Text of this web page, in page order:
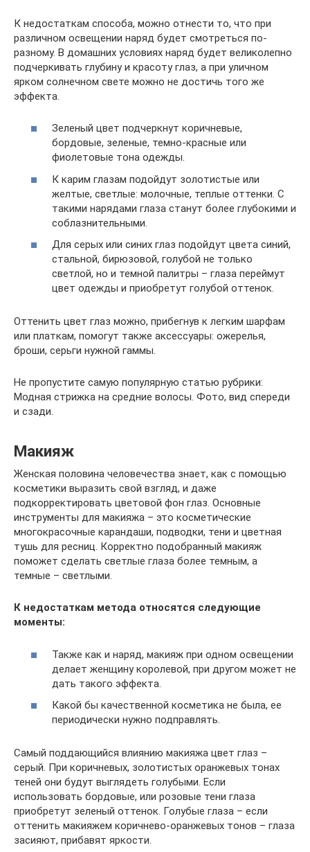
К недостаткам способа, можно отнести то, что при
различном освещении наряд будет смотреться по-
разному. В домашних условиях наряд будет великолепно
подчеркивать глубину и красоту глаз, а при уличном
ярком солнечном свете можно не достичь того же
эффекта.
Зеленый цвет подчеркнут коричневые,
бордовые, зеленые, темно-красные или
фиолетовые тона одежды.
К карим глазам подойдут золотистые или
желтые, светлые: молочные, теплые оттенки. С
такими нарядами глаза станут более глубокими и
соблазнительными.
Для серых или синих глаз подойдут цвета синий,
стальной, бирюзовой, голубой не только
светлой, но и темной палитры – глаза переймут
цвет одежды и приобретут голубой оттенок.
Оттенить цвет глаз можно, прибегнув к легким шарфам
или платкам, помогут также аксессуары: ожерелья,
броши, серьги нужной гаммы.
Не пропустите самую популярную статью рубрики:
Модная стрижка на средние волосы. Фото, вид спереди
и сзади.
Макияж
Женская половина человечества знает, как с помощью
косметики выразить свой взгляд, и даже
подкорректировать цветовой фон глаз. Основные
инструменты для макияжа – это косметические
многокрасочные карандаши, подводки, тени и цветная
тушь для ресниц. Корректно подобранный макияж
поможет сделать светлые глаза более темным, а
темные – светлыми.
К недостаткам метода относятся следующие
моменты:
Также как и наряд, макияж при одном освещении
делает женщину королевой, при другом может не
дать такого эффекта.
Какой бы качественной косметика не была, ее
периодически нужно подправлять.
Самый поддающийся влиянию макияжа цвет глаз –
серый. При коричневых, золотистых оранжевых тонах
теней они будут выглядеть голубыми. Если
использовать бордовые, или розовые тени глаза
приобретут зеленый оттенок. Голубые глаза – если
оттенить макияжем коричнево-оранжевых тонов – глаза
засияют, прибавят яркости.